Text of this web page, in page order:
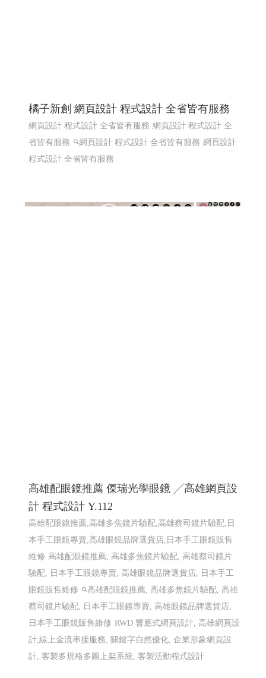
橘子新創 網頁設計 程式設計 全省皆有服務
網頁設計 程式設計 全省皆有服務 網頁設計 程式設計 全
省皆有服務
網頁設計 程式設計 全省皆有服務 網頁設計
程式設計 全省皆有服務
高雄配眼鏡推薦 傑瑞光學眼鏡 ╱高雄網頁設
計 程式設計 Y.112
高雄配眼鏡推薦,高雄多焦鏡片驗配,高雄蔡司鏡片驗配,日
本手工眼鏡專賣,高雄眼鏡品牌選貨店,日本手工眼鏡販售
維修 高雄配眼鏡推薦, 高雄多焦鏡片驗配, 高雄蔡司鏡片
驗配, 日本手工眼鏡專賣, 高雄眼鏡品牌選貨店, 日本手工
眼鏡販售維修
高雄配眼鏡推薦, 高雄多焦鏡片驗配, 高雄
蔡司鏡片驗配, 日本手工眼鏡專賣, 高雄眼鏡品牌選貨店,
日本手工眼鏡販售維修 RWD 響應式網頁設計, 高雄網頁設
計,線上金流串接服務, 關鍵字自然優化, 企業形象網頁設
計, 客製多規格多圖上架系統, 客製活動程式設計